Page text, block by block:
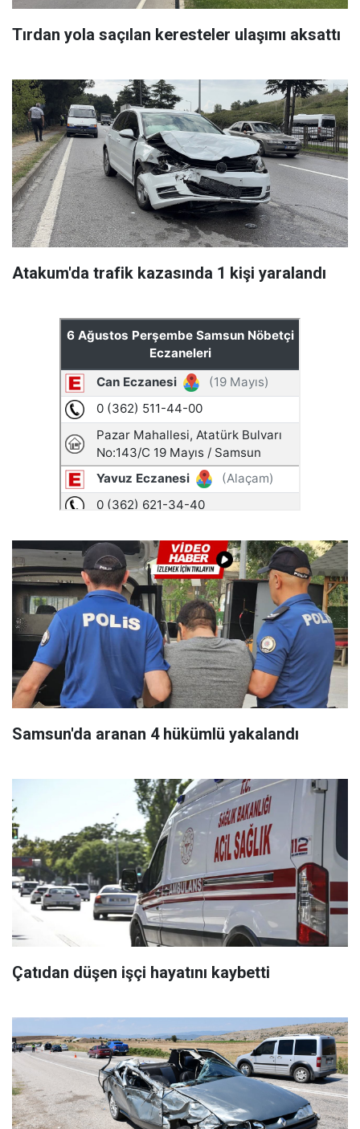
Tırdan yola saçılan keresteler ulaşımı aksattı
Atakum'da trafik kazasında 1 kişi yaralandı
Samsun'da aranan 4 hükümlü yakalandı
Çatıdan düşen işçi hayatını kaybetti